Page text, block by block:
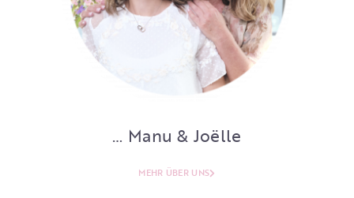
… Manu & Joëlle
MEHR ÜBER UNS